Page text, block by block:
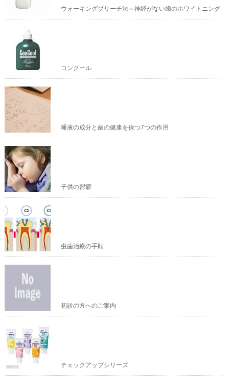
ウォーキングブリーチ法～神経がない歯のホワイトニング
コンクール
唾液の成分と歯の健康を保つ7つの作用
子供の習癖
虫歯治療の手順
初診の方へのご案内
チェックアップシリーズ